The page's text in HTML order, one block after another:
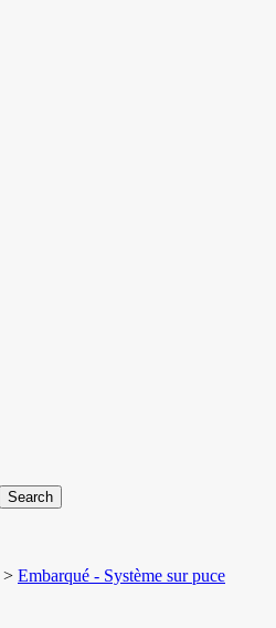
Search
> Embarqué - Système sur puce